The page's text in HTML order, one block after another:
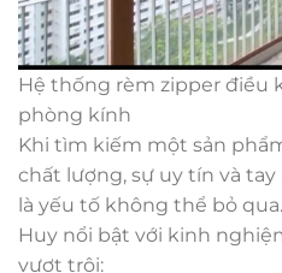
Hệ thống rèm zipper điều
phòng kính
Khi tìm kiếm một sản
chất lượng, sự uy tín và
là yếu tố không thể bỏ
Huy nổi bật với kinh
vượt trội: